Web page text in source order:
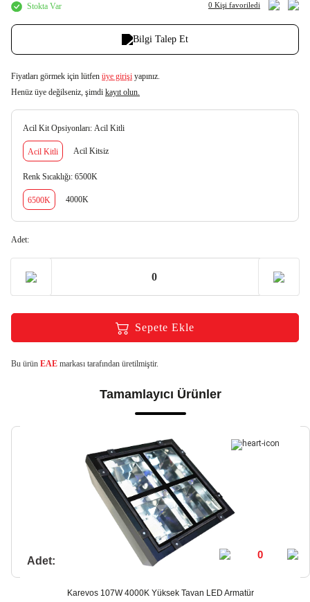
Stokta Var 0 Kişi favoriledi
Bilgi Talep Et
Fiyatları görmek için lütfen üye girişi yapınız.
Henüz üye değilseniz, şimdi kayıt olun.
Acil Kit Opsiyonları: Acil Kitli
Acil Kitli Acil Kitsiz
Renk Sıcaklığı: 6500K
6500K 4000K
Adet:
Sepete Ekle
Bu ürün EAE markası tarafından üretilmiştir.
Tamamlayıcı Ürünler
Adet:
Karevos 107W 4000K Yüksek Tavan LED Armatür